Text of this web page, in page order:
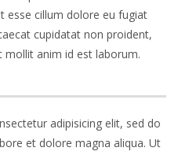
esse cillum dolore eu fugiat
cupidatat non proident,
mollit anim id est laborum.
adipisicing elit, sed do
et dolore magna aliqua. Ut